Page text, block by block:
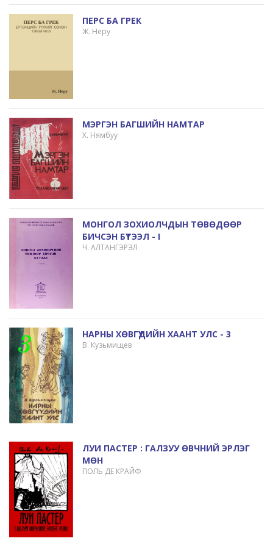
ПЕРС БА ГРЕК
Ж. Неру
МЭРГЭН БАГШИЙН НАМТАР
Х. Нямбуу
МОНГОЛ ЗОХИОЛЧДЫН ТӨВӨДӨӨР
БИЧСЭН БҮТЭЭЛ - I
Ч. АЛТАНГЭРЭЛ
НАРНЫ ХӨВГҮҮДИЙН ХААНТ УЛС - 3
В. Кузьмищев
ЛУИ ПАСТЕР : ГАЛЗУУ ӨВЧНИЙ ЭРЛЭГ
МӨН
ПОЛЬ ДЕ КРАЙФ